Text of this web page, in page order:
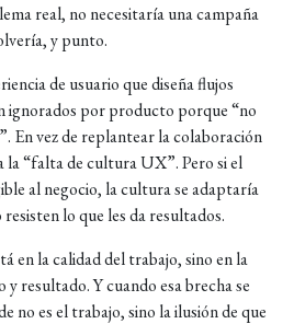
real, no necesitaría una campaña
y punto.
de usuario que diseña flujos
ignorados por producto porque “no
En vez de replantear la colaboración
la “falta de cultura UX”. Pero si el
al negocio, la cultura se adaptaría
lo que les da resultados.
en la calidad del trabajo, sino en la
resultado. Y cuando esa brecha se
no es el trabajo, sino la ilusión de que